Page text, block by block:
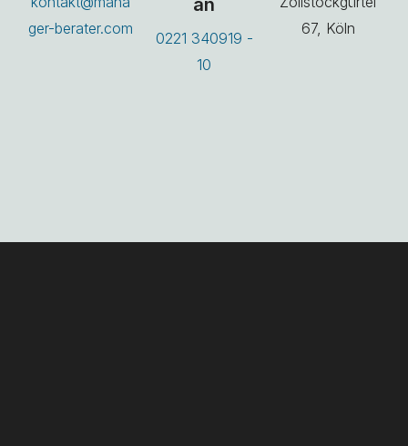
ger-berater.com
0221 340919 -
10
67, Köln